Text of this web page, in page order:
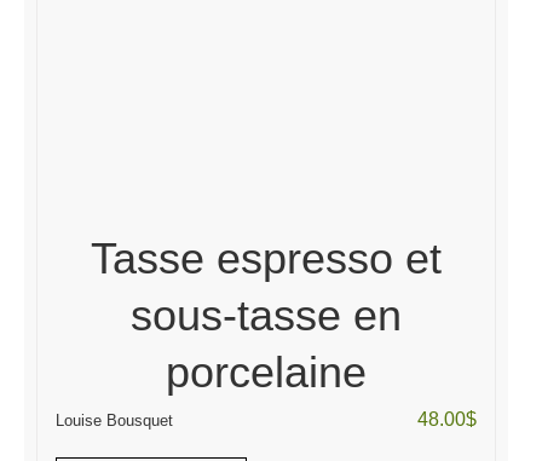
Tasse espresso et
sous-tasse en
porcelaine
Louise Bousquet 48.00$